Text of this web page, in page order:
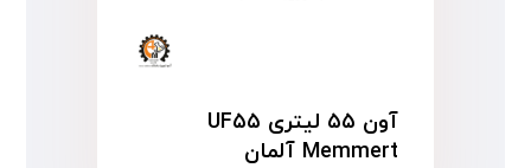
آون ۵۵ لیتری UF۵۵
Memmert آلمان